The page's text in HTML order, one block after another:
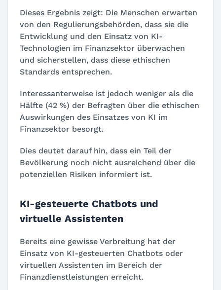
Dieses Ergebnis zeigt: Die Menschen erwarten
von den Regulierungsbehörden, dass sie die
Entwicklung und den Einsatz von KI-
Technologien im Finanzsektor überwachen
und sicherstellen, dass diese ethischen
Standards entsprechen.
Interessanterweise ist jedoch weniger als die
Hälfte (42 %) der Befragten über die ethischen
Auswirkungen des Einsatzes von KI im
Finanzsektor besorgt.
Dies deutet darauf hin, dass ein Teil der
Bevölkerung noch nicht ausreichend über die
potenziellen Risiken informiert ist.
KI-gesteuerte Chatbots und
virtuelle Assistenten
Bereits eine gewisse Verbreitung hat der
Einsatz von KI-gesteuerten Chatbots oder
virtuellen Assistenten im Bereich der
Finanzdienstleistungen erreicht.